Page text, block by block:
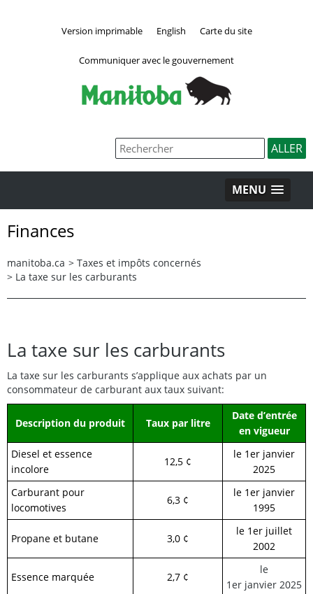
Version imprimable English Carte du site
Communiquer avec le gouvernement
MENU
Finances
manitoba.ca > Taxes et impôts concernés
> La taxe sur les carburants
La taxe sur les carburants
La taxe sur les carburants s’applique aux achats par un
consommateur de carburant aux taux suivant:
Description du produit Taux par litre
Date d’entrée
en vigueur
Diesel et essence
incolore
12,5 ¢
le 1er janvier
2025
Carburant pour
locomotives
6,3 ¢
le 1er janvier
1995
Propane et butane 3,0 ¢
le 1er juillet
2002
Essence marquée 2,7 ¢
le
1er janvier 2025